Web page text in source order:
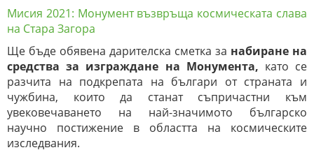
Мисия 2021: Монумент възвръща космическата слава
на Стара Загора
Ще бъде обявена дарителска сметка за набиране на
средства за изграждане на Монумента, като се
разчита на подкрепата на българи от страната и
чужбина, които да станат съпричастни към
увековечаването на най-значимото българско
научно постижение в областта на космическите
изследвания.